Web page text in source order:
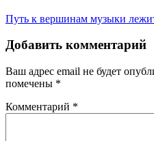
Путь к вершинам музыки
Добавить комментарий
Ваш адрес email не будет
помечены *
Комментарий *